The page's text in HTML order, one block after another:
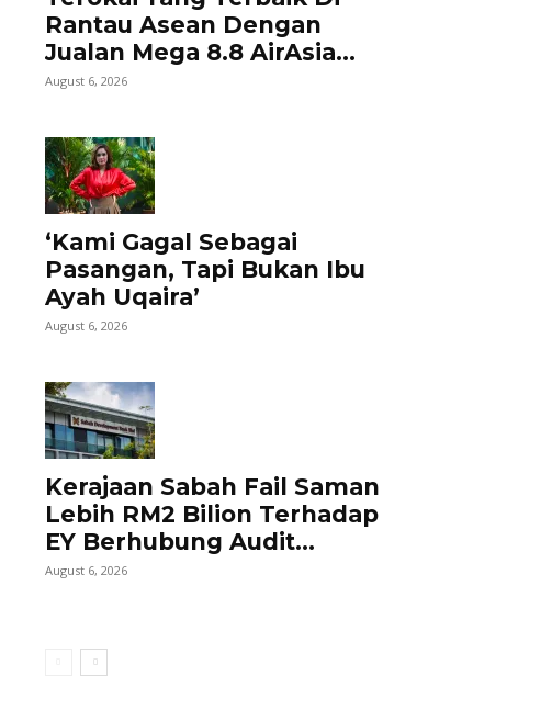
Rantau Asean Dengan
Jualan Mega 8.8 AirAsia...
August 6, 2026
‘Kami Gagal Sebagai
Pasangan, Tapi Bukan Ibu
Ayah Uqaira’
August 6, 2026
Kerajaan Sabah Fail Saman
Lebih RM2 Bilion Terhadap
EY Berhubung Audit...
August 6, 2026